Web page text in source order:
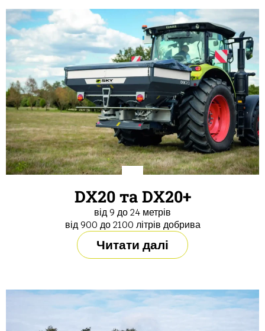
DX20 та DX20+
від 9 до 24 метрів
від 900 до 2100 літрів добрива
Читати далі